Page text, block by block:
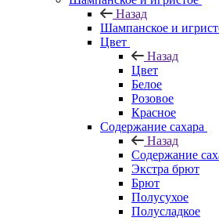
Назад
Шампанское и
Цвет
Назад
Цвет
Белое
Розовое
Красное
Содержание сахара
Назад
Содержание
Экстра брют
Брют
Полусухое
Полусладкое